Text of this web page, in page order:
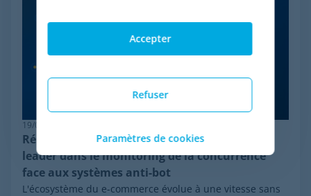
19/06/2026
Résilience en pricing : pourquoi Minderest est
leader dans le monitoring de la concurrence
face aux systèmes anti-bot
L'écosystème du e-commerce évolue à une vitesse sans
Refuser
Accepter
Paramètres de cookies